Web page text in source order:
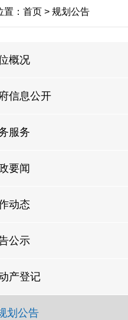
置： 首页 > 规划公告
概况
信息公开
服务
要闻
动态
公示
产登记
划公告